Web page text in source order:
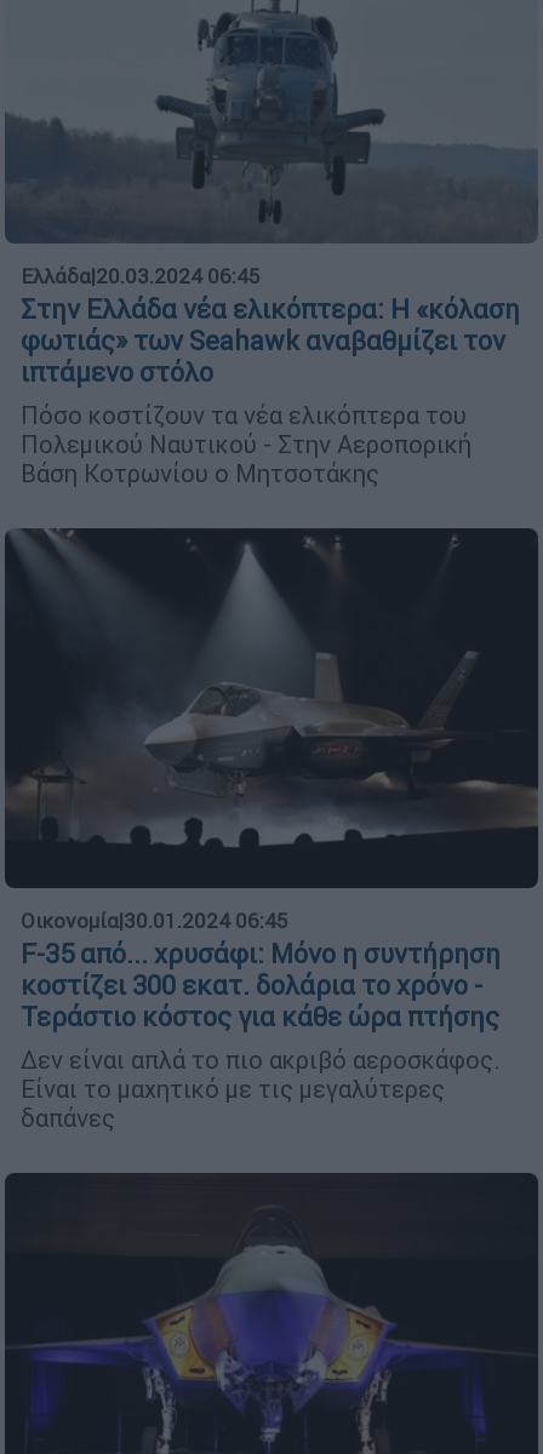
Ελλάδα|20.03.2024 06:45
Στην Ελλάδα νέα ελικόπτερα: Η «κόλαση
φωτιάς» των Seahawk αναβαθμίζει τον
ιπτάμενο στόλο
Πόσο κοστίζουν τα νέα ελικόπτερα του
Πολεμικού Ναυτικού - Στην Αεροπορική
Βάση Κοτρωνίου ο Μητσοτάκης
Οικονομία|30.01.2024 06:45
F-35 από... χρυσάφι: Μόνο η συντήρηση
κοστίζει 300 εκατ. δολάρια το χρόνο -
Τεράστιο κόστος για κάθε ώρα πτήσης
Δεν είναι απλά το πιο ακριβό αεροσκάφος.
Είναι το μαχητικό με τις μεγαλύτερες
δαπάνες